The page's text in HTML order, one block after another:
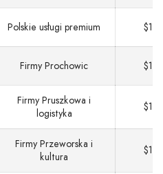
Polskie usługi premium $13
Firmy Prochowic $13
Firmy Pruszkowa i
logistyka
$13
Firmy Przeworska i
kultura
$13